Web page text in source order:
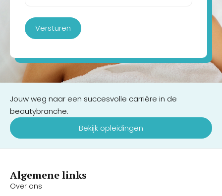
Versturen
Jouw weg naar een succesvolle carrière in de
beautybranche.
Bekijk opleidingen
Algemene links
Over ons